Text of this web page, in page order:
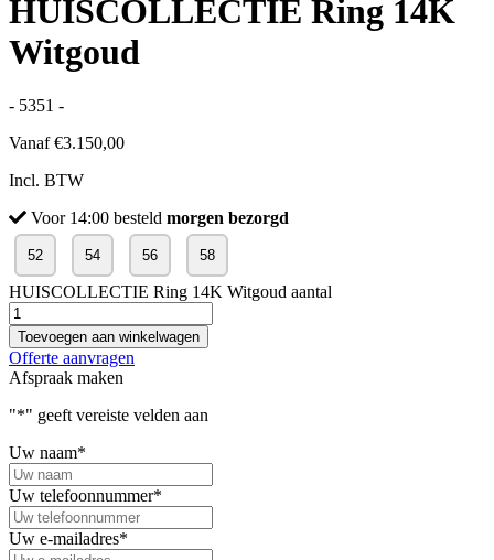
HUISCOLLECTIE Ring 14K
Witgoud
- 5351 -
Vanaf€3.150,00
Incl. BTW
Voor 14:00 besteld morgen bezorgd
52 54 56 58
HUISCOLLECTIE Ring 14K Witgoud aantal
Toevoegen aan winkelwagen
Offerte aanvragen
Afspraak maken
"*" geeft vereiste velden aan
Uw naam*
Uw telefoonnummer*
Uw e-mailadres*